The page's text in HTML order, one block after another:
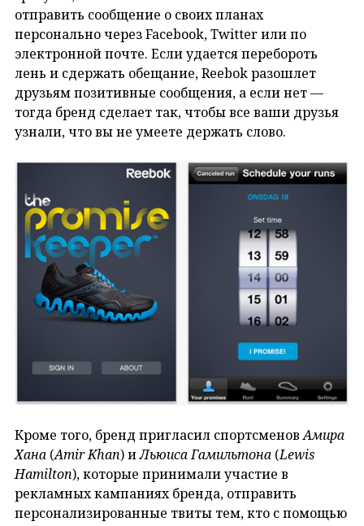
отправить сообщение о своих планах
персонально через Facebook, Twitter или по
электронной почте. Если удается перебороть
лень и сдержать обещание, Reebok разошлет
друзьям позитивные сообщения, а если нет —
тогда бренд сделает так, чтобы все ваши друзья
узнали, что вы не умеете держать слово.
Кроме того, бренд пригласил спортсменов Амира
Хана (Amir Khan) иЛьюиса Гамильтона (Lewis
Hamilton), которые принимали участие в
рекламных кампаниях бренда, отправить
персонализированные твиты тем, кто с помощью